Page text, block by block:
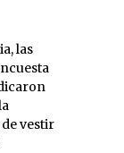
las
vestir